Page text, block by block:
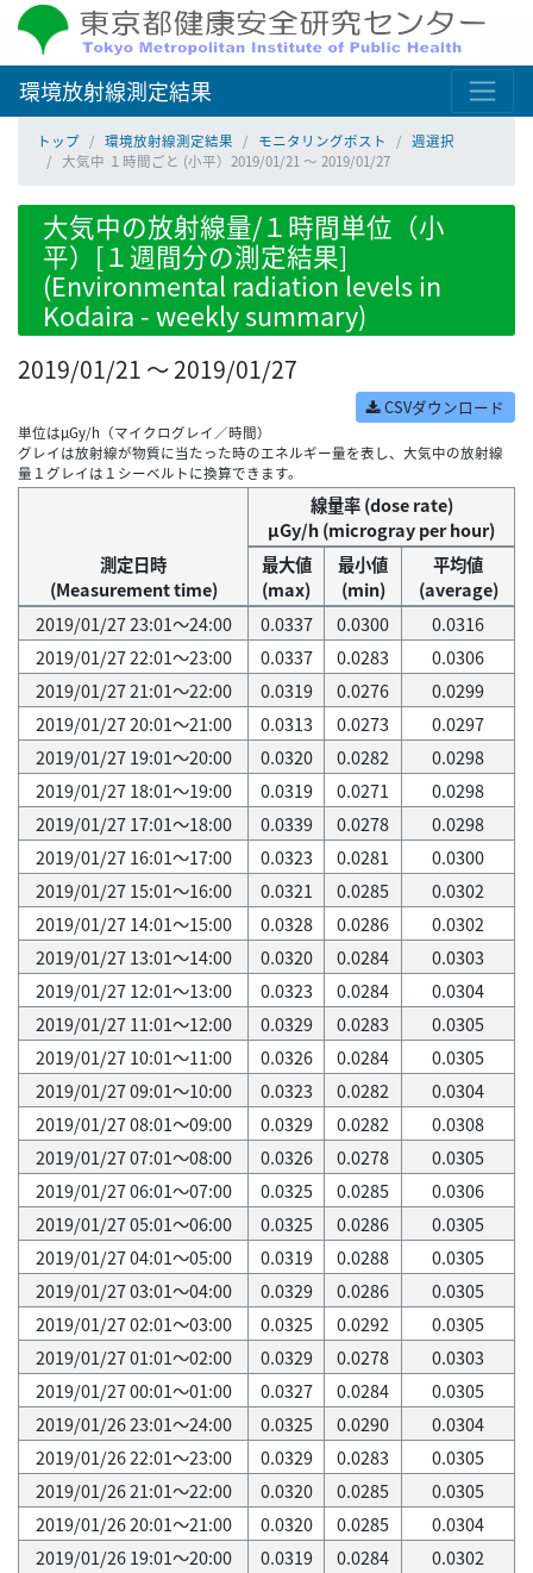
環境放射線測定結果
トップ 環境放射線測定結果 モニタリングポスト
週選択
大気中 １時間ごと (小平）2019/01/21 ～ 2019/01/27
大気中の放射線量/１時間単位（小
平）[１週間分の測定結果]
(Environmental radiation levels in
Kodaira - weekly summary)
2019/01/21 ～ 2019/01/27
CSVダウンロード
単位はμGy/h（マイクログレイ／時間）
グレイは放射線が物質に当たった時のエネルギー量を表し、大気中の放射線
量１グレイは１シーベルトに換算できます。
測定日時
(Measurement time)
線量率 (dose rate)
μGy/h (microgray per hour)
最大値
(max)
最小値
(min)
平均値
(average)
2019/01/27 23:01～24:00
0.0337 0.0300
0.0316
2019/01/27 22:01～23:00
0.0337 0.0283
0.0306
2019/01/27 21:01～22:00
0.0319 0.0276
0.0299
2019/01/27 20:01～21:00
0.0313 0.0273
0.0297
2019/01/27 19:01～20:00
0.0320 0.0282
0.0298
2019/01/27 18:01～19:00
0.0319 0.0271
0.0298
2019/01/27 17:01～18:00
0.0339 0.0278
0.0298
2019/01/27 16:01～17:00
0.0323 0.0281
0.0300
2019/01/27 15:01～16:00
0.0321 0.0285
0.0302
2019/01/27 14:01～15:00
0.0328 0.0286
0.0302
2019/01/27 13:01～14:00
0.0320 0.0284
0.0303
2019/01/27 12:01～13:00
0.0323 0.0284
0.0304
2019/01/27 11:01～12:00
0.0329 0.0283
0.0305
2019/01/27 10:01～11:00
0.0326 0.0284
0.0305
2019/01/27 09:01～10:00
0.0323 0.0282
0.0304
2019/01/27 08:01～09:00
0.0329 0.0282
0.0308
2019/01/27 07:01～08:00
0.0326 0.0278
0.0305
2019/01/27 06:01～07:00
0.0325 0.0285
0.0306
2019/01/27 05:01～06:00
0.0325 0.0286
0.0305
2019/01/27 04:01～05:00
0.0319 0.0288
0.0305
2019/01/27 03:01～04:00
0.0329 0.0286
0.0305
2019/01/27 02:01～03:00
0.0325 0.0292
0.0305
2019/01/27 01:01～02:00
0.0329 0.0278
0.0303
2019/01/27 00:01～01:00
0.0327 0.0284
0.0305
2019/01/26 23:01～24:00
0.0325 0.0290
0.0304
2019/01/26 22:01～23:00
0.0329 0.0283
0.0305
2019/01/26 21:01～22:00
0.0320 0.0285
0.0305
2019/01/26 20:01～21:00
0.0320 0.0285
0.0304
2019/01/26 19:01～20:00
0.0319 0.0284
0.0302